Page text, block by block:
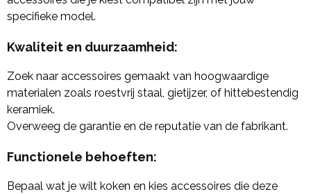
specifieke model.
Kwaliteit en duurzaamheid:
Zoek naar accessoires gemaakt van hoogwaardige
materialen zoals roestvrij staal, gietijzer, of hittebestendig
keramiek.
Overweeg de garantie en de reputatie van de fabrikant.
Functionele behoeften:
Bepaal wat je wilt koken en kies accessoires die deze